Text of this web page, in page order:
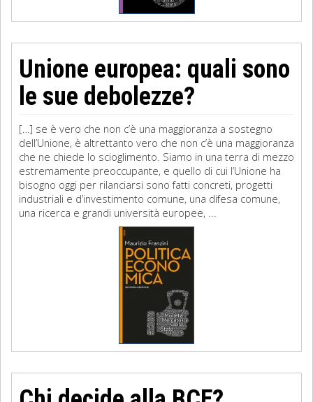
Unione europea: quali sono
le sue debolezze?
[…] se è vero che non c’è una maggioranza a sostegno
dell’Unione, è altrettanto vero che non c’è una maggioranza
che ne chiede lo scioglimento. Siamo in una terra di mezzo
estremamente preoccupante, e quello di cui l’Unione ha
bisogno oggi per rilanciarsi sono fatti concreti, progetti
industriali e d’investimento comune, una difesa comune,
una ricerca e grandi università europee, ...